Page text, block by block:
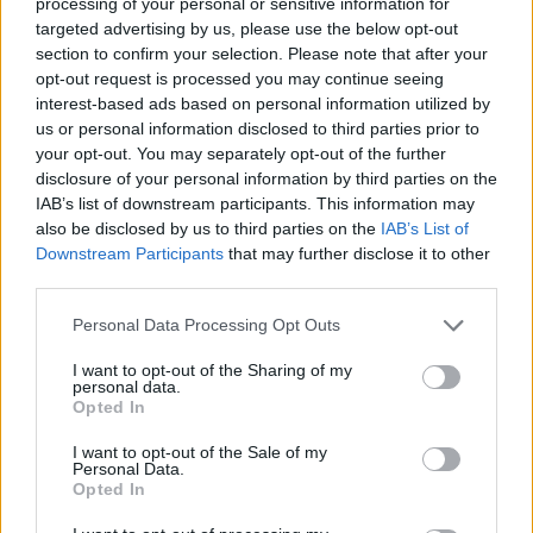
targeted advertising by us, please use the below opt-out
section to confirm your selection. Please note that after your
opt-out request is processed you may continue seeing
interest-based ads based on personal information utilized by
us or personal information disclosed to third parties prior to
your opt-out. You may separately opt-out of the further
disclosure of your personal information by third parties on the
IAB’s list of downstream participants. This information may
also be disclosed by us to third parties on the IAB’s List of
Downstream Participants that may further disclose it to other
Please note that this website/app uses one or more Google
not limited to your visit or usage behaviour. You may click to
grant or deny consent to Google and its third-party tags to
use your data for below specified purposes in below Google
consent section.
Personal Data Processing Opt Outs
I want to opt-out of the Sharing of my
personal data.
Opted In
I want to opt-out of the Sale of my
Personal Data.
Opted In
eredményezett.
A konfliktus során Irán több száz ballisztikus
és manőverező robotrepülőgépet indított az
Egyesült Arab Emírségek ellen, vagyis jóval
többet, mint Izrael irányába. Emellett több
ezer drónt is bevetett az Öböl-menti ország
ellen.
Bár a rakéták és drónok
túlnyomó többségét sikerült
légvédelmet, és katonai, illetve
civil célpontokat is eltalált az